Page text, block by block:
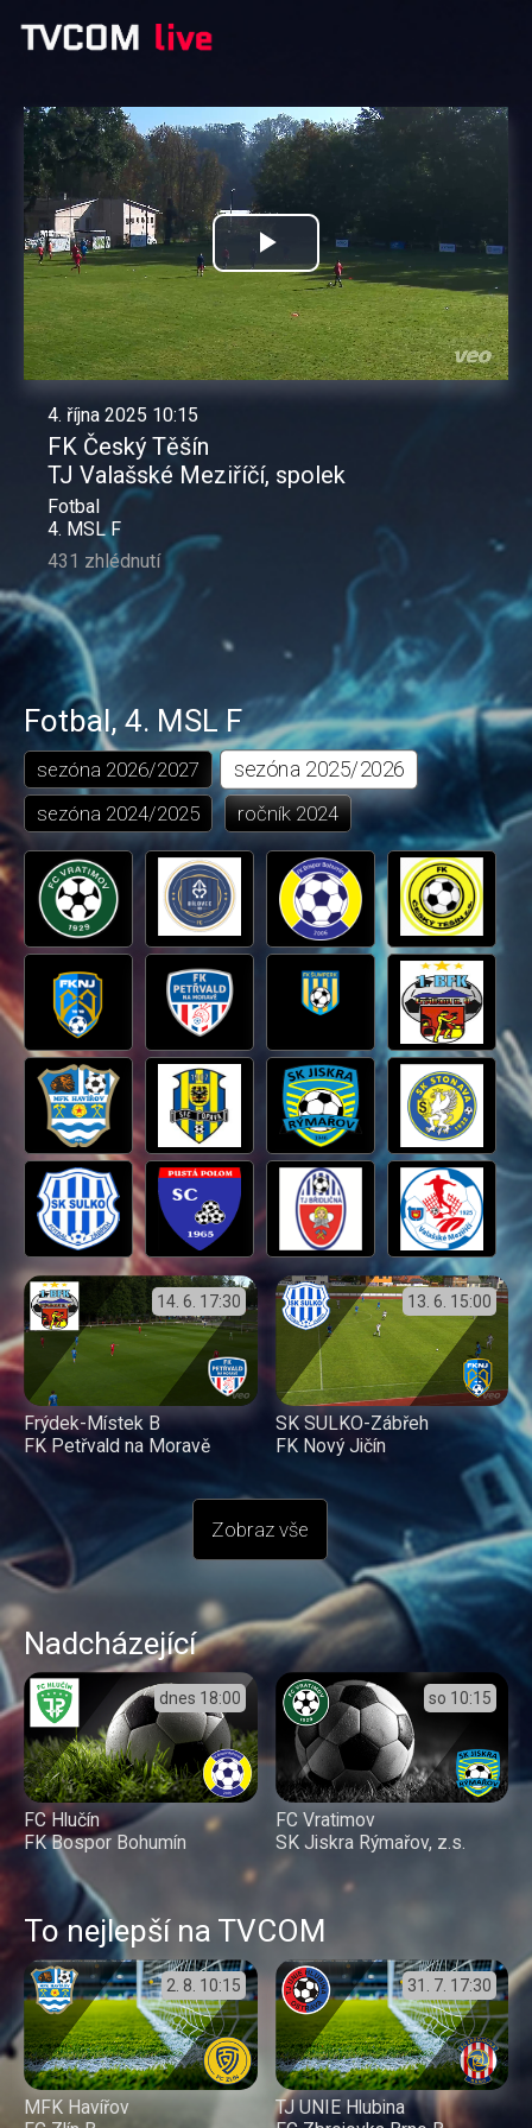
Přehrát
video
4. října 2025 10:15
FK Český Těšín
TJ Valašské Meziříčí, spolek
Fotbal
4. MSL F
431 zhlédnutí
Fotbal, 4. MSL F
sezóna 2026/2027 sezóna 2025/2026
sezóna 2024/2025 ročník2024
14. 6. 17:30
Frýdek-Místek B
FK Petřvald na Moravě
13. 6. 15:00
SK SULKO-Zábřeh
FK Nový Jičín
Zobraz vše
Nadcházející
dnes 18:00
FC Hlučín
FK Bospor Bohumín
so 10:15
FC Vratimov
SK Jiskra Rýmařov, z.s.
To nejlepší na TVCOM
2. 8. 10:15
MFK Havířov
31. 7. 17:30
TJ UNIE Hlubina